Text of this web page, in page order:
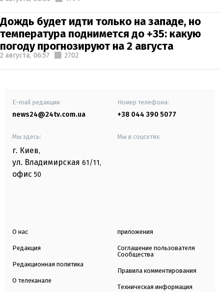
Дождь будет идти только на западе, но
температура поднимется до +35: какую
погоду прогнозируют на 2 августа
2 августа, 06:57 2702
E-mail редакции
news24@24tv.com.ua
Номер телефона:
+38 044 390 5077
Мы здесь:
г. Киев,
ул. Владимирская 61/11,
офис 50
Мы в соцсетях:
О нас
Редакция
Редакционная политика
О телеканале
приложения
Соглашение пользователя
Сообщества
Правила комментирования
Техническая информация